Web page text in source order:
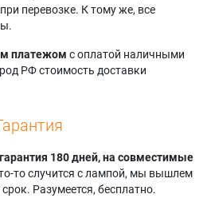
перевозке. К тому же, все
платежом с оплатой наличными
РФ стоимость доставки
180 дней, на совместимые
то случится с лампой, мы вышлем
Разумеется, бесплатно.